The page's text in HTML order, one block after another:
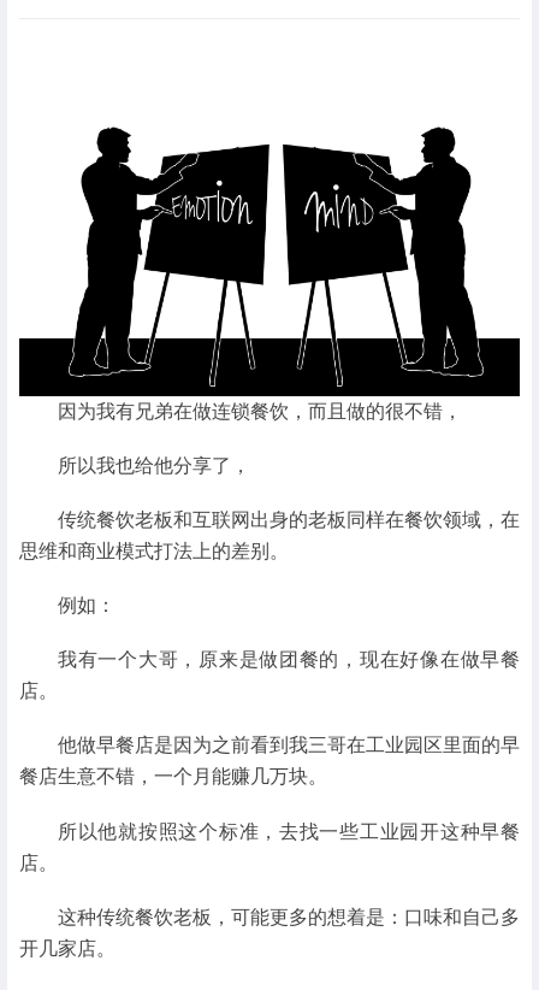
因为我有兄弟在做连锁餐饮，而且做的很不错，
所以我也给他分享了，
传统餐饮老板和互联网出身的老板同样在餐饮领域，在
思维和商业模式打法上的差别。
例如：
我有一个大哥，原来是做团餐的，现在好像在做早餐
店。
他做早餐店是因为之前看到我三哥在工业园区里面的早
餐店生意不错，一个月能赚几万块。
所以他就按照这个标准，去找一些工业园开这种早餐
店。
这种传统餐饮老板，可能更多的想着是：口味和自己多
开几家店。